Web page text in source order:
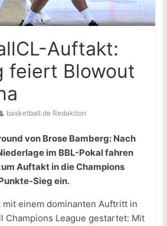
Auftakt:
feiert Blowout
basketball.de Redaktion
von Brose Bamberg: Nach
im BBL-Pokal fahren
Auftakt in die Champions
Sieg ein.
mit einem dominanten Auftritt in
Champions League gestartet: Mit